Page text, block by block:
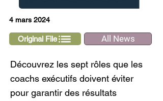
4 mars 2024
Original File All News
Découvrez les sept rôles que les
coachs exécutifs doivent éviter
pour garantir des résultats